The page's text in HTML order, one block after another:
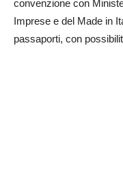
convenzione con
Imprese e del Made in
passaporti, con